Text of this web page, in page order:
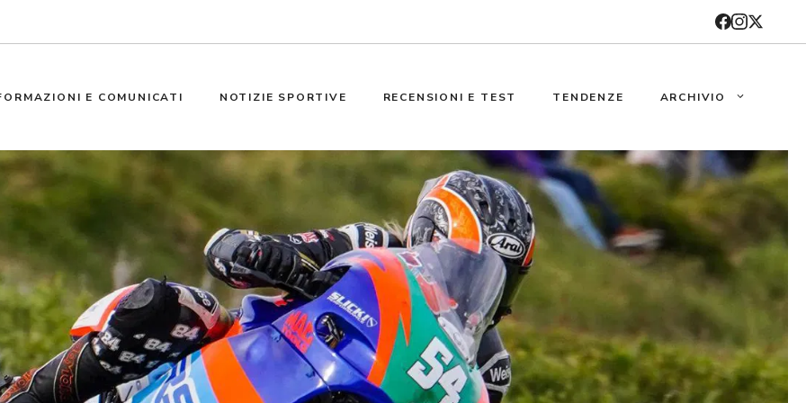
E COMUNICATI NOTIZIE SPORTIVE RECENSIONI E TEST TENDENZE ARCHIVIO